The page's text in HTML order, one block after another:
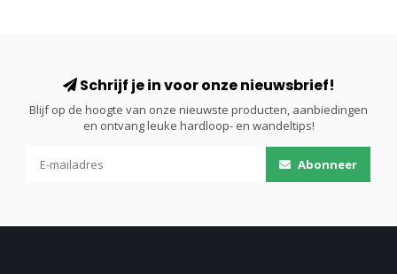
Schrijf je in voor onze nieuwsbrief!
Blijf op de hoogte van onze nieuwste producten, aanbiedingen
en ontvang leuke hardloop- en wandeltips!
Abonneer